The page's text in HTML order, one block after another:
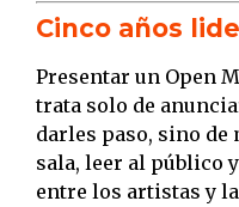
Cinco años
Presentar un Open
trata solo de
darles paso, sino de
sala, leer al público
entre los artistas y